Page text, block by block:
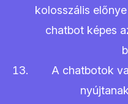
kolosszális
chatbot képes
A chatbotok